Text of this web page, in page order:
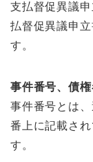
支払督促異議
払督促異議申
す。
事件番号、債
事件番号とは
番上に記載さ
す。